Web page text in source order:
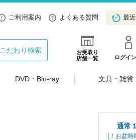
ご利用案内 よくある質問 最
お受取り
店舗一覧
ログイン
こだわり検索
DVD・Blu-ray 文具・雑貨
通常
(！お盆時